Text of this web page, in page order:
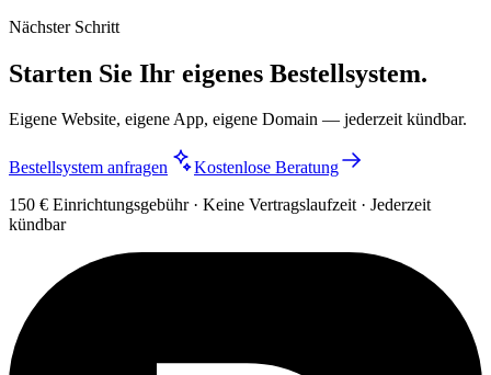
Nächster Schritt
Starten Sie Ihr eigenes Bestellsystem.
Eigene Website, eigene App, eigene Domain — jederzeit kündbar.
Bestellsystem anfragen
Kostenlose Beratung
150 € Einrichtungsgebühr · Keine Vertragslaufzeit · Jederzeit
kündbar